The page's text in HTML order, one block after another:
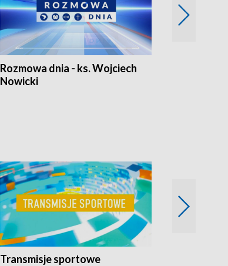
Rozmowa dnia - ks. Wojciech
Nowicki
Transmisje sportowe